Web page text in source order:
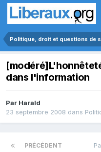
Politique, droit et questions de
dans l'information
Par Harald
23 septembre 2008 dans
PRÉCÉDENT